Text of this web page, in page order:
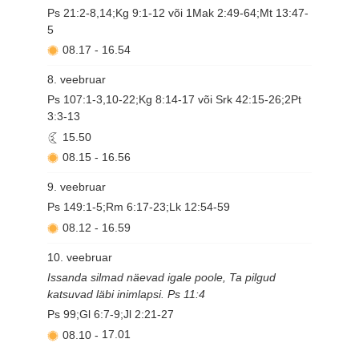
Ps 21:2-8,14;Kg 9:1-12 või 1Mak 2:49-64;Mt 13:47-
5
08.17 - 16.54
8. veebruar
Ps 107:1-3,10-22;Kg 8:14-17 või Srk 42:15-26;2Pt
3:3-13
15.50
08.15 - 16.56
9. veebruar
Ps 149:1-5;Rm 6:17-23;Lk 12:54-59
08.12 - 16.59
10. veebruar
Issanda silmad näevad igale poole, Ta pilgud
katsuvad läbi inimlapsi. Ps 11:4
Ps 99;Gl 6:7-9;Jl 2:21-27
08.10 - 17.01